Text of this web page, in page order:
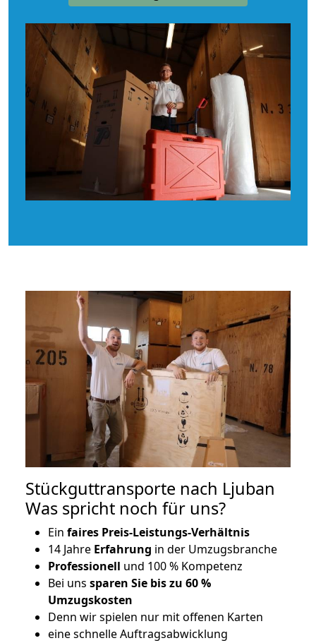
Stückguttransporte nach Ljuban
Was spricht noch für uns?
Ein faires Preis-Leistungs-Verhältnis
14 Jahre Erfahrung in der Umzugsbranche
Professionell und 100 % Kompetenz
Bei uns sparen Sie bis zu 60 %
Umzugskosten
Denn wir spielen nur mit offenen Karten
eine schnelle Auftragsabwicklung